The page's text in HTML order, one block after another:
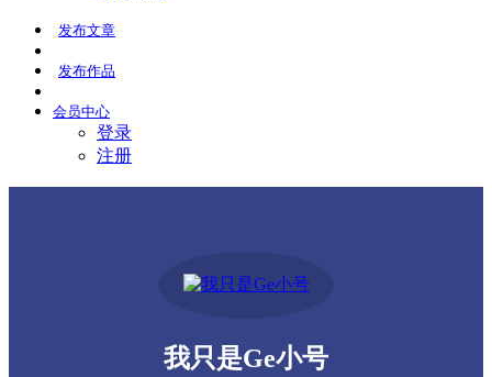
发布文章
发布作品
会员中心
登录
注册
我只是Ge小号